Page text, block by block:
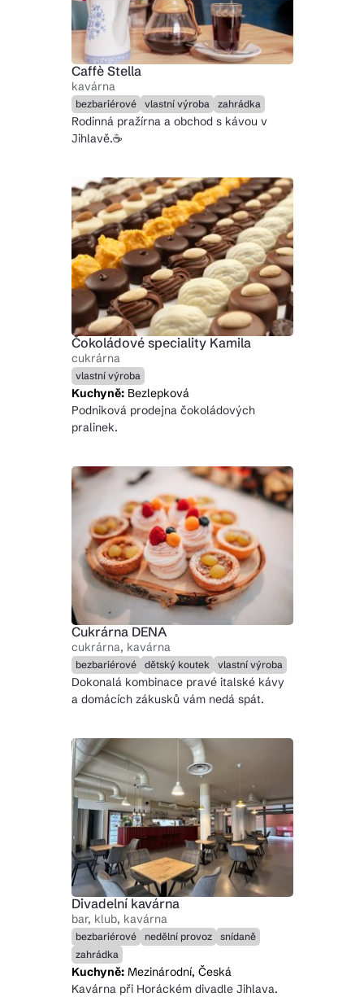
Caffè Stella
kavárna
bezbariérové vlastní výroba zahrádka
Rodinná pražírna a obchod s kávou v
Jihlavě.☕️
Čokoládové speciality Kamila
cukrárna
vlastní výroba
Kuchyně:Bezlepková
Podniková prodejna čokoládových
pralinek.
Cukrárna DENA
cukrárna, kavárna
bezbariérové dětský koutek vlastní výroba
Dokonalá kombinace pravé italské kávy
a domácích zákusků vám nedá spát.
Divadelní kavárna
bar, klub, kavárna
bezbariérové nedělní provoz
snídaně
zahrádka
Kuchyně:Mezinárodní, Česká
Kavárna při Horáckém divadle Jihlava.